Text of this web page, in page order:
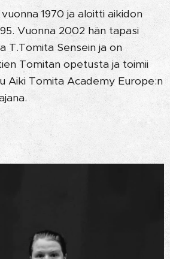
1970 ja aloitti aikidon
Vuonna 2002 hän tapasi
T.Tomita Sensein ja on
Tomitan opetusta ja toimii
Aiki Tomita Academy Europe:n